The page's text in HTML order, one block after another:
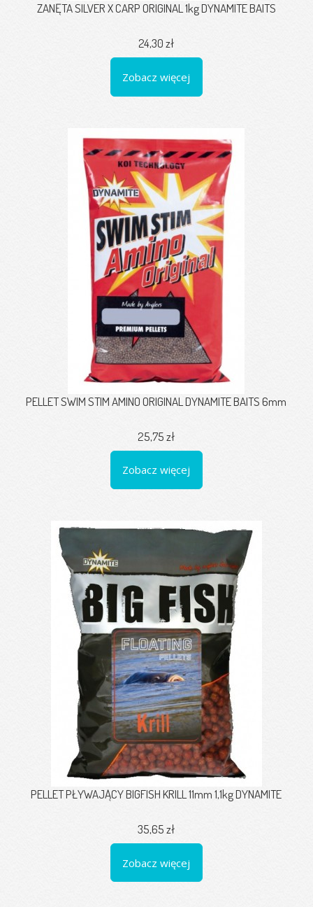
ZANĘTA SILVER X CARP ORIGINAL 1kg DYNAMITE BAITS
24,30 zł
Zobacz więcej
PELLET SWIM STIM AMINO ORIGINAL DYNAMITE BAITS 6mm
25,75 zł
Zobacz więcej
PELLET PŁYWAJĄCY BIGFISH KRILL 11mm 1,1kg DYNAMITE
35,65 zł
Zobacz więcej